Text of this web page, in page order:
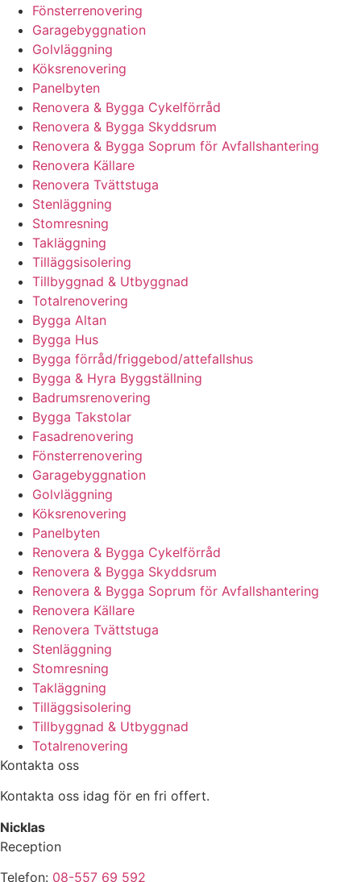
Fönsterrenovering
Garagebyggnation
Golvläggning
Köksrenovering
Panelbyten
Renovera & Bygga Cykelförråd
Renovera & Bygga Skyddsrum
Renovera & Bygga Soprum för Avfallshantering
Renovera Källare
Renovera Tvättstuga
Stenläggning
Stomresning
Takläggning
Tilläggsisolering
Tillbyggnad & Utbyggnad
Totalrenovering
Bygga Altan
Bygga Hus
Bygga förråd/friggebod/attefallshus
Bygga & Hyra Byggställning
Badrumsrenovering
Bygga Takstolar
Fasadrenovering
Fönsterrenovering
Garagebyggnation
Golvläggning
Köksrenovering
Panelbyten
Renovera & Bygga Cykelförråd
Renovera & Bygga Skyddsrum
Renovera & Bygga Soprum för Avfallshantering
Renovera Källare
Renovera Tvättstuga
Stenläggning
Stomresning
Takläggning
Tilläggsisolering
Tillbyggnad & Utbyggnad
Totalrenovering
Kontakta oss
Kontakta oss idag för en fri offert.
Nicklas
Reception
Telefon: 08-557 69 592